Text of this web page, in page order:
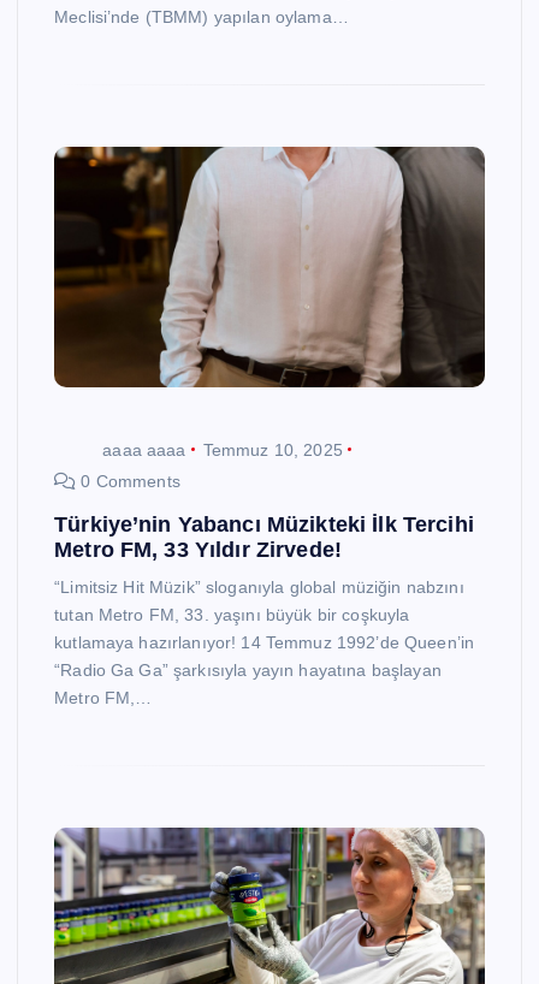
Meclisi’nde (TBMM) yapılan oylama…
aaaa aaaa
Temmuz 10, 2025
0 Comments
Türkiye’nin Yabancı Müzikteki İlk Tercihi
Metro FM, 33 Yıldır Zirvede!
“Limitsiz Hit Müzik” sloganıyla global müziğin nabzını
tutan Metro FM, 33. yaşını büyük bir coşkuyla
kutlamaya hazırlanıyor! 14 Temmuz 1992’de Queen’in
“Radio Ga Ga” şarkısıyla yayın hayatına başlayan
Metro FM,…